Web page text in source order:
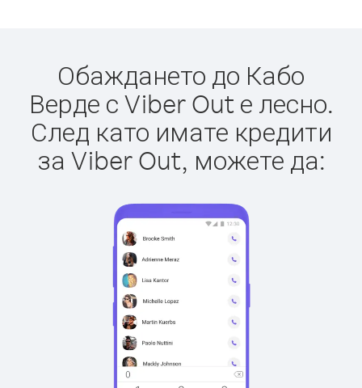
Обаждането до Кабо
Верде с Viber Out е лесно.
След като имате кредити
за Viber Out, можете да: